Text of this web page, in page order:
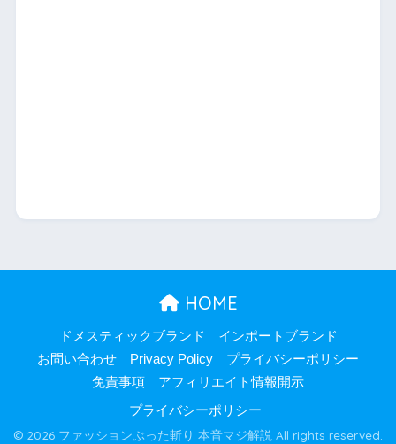
HOME
ドメスティックブランド
インポートブランド
お問い合わせ
Privacy Policy
プライバシーポリシー
免責事項
アフィリエイト情報開示
プライバシーポリシー
© 2026 ファッションぶった斬り 本音マジ解説 All rights reserved.